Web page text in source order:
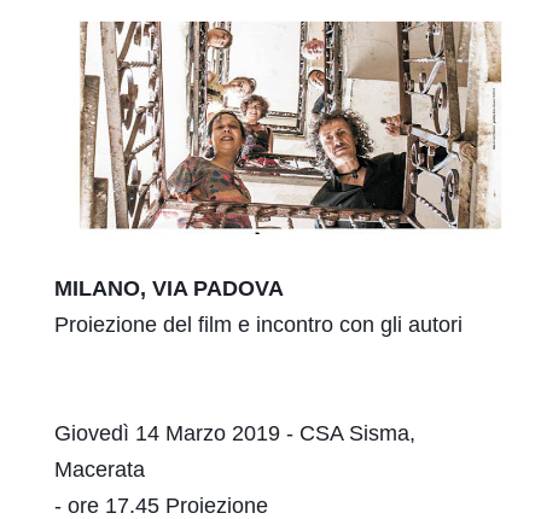
MILANO, VIA PADOVA
Proiezione del film e incontro con gli autori
Giovedì 14 Marzo 2019 - CSA Sisma,
Macerata
- ore 17.45 Proiezione